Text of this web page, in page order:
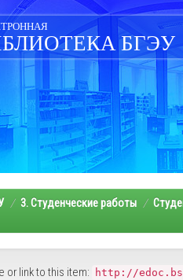
БГЭУ
3. Студенческие работы
or link to this item: http://